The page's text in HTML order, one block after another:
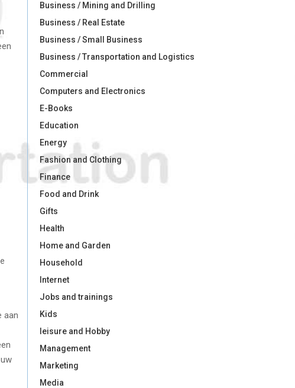
aan
Business / Mining and Drilling
Business / Real Estate
Business / Small Business
Business / Transportation and Logistics
Commercial
Computers and Electronics
E-Books
Education
Energy
Fashion and Clothing
Finance
Food and Drink
Gifts
Health
Home and Garden
Household
Internet
Jobs and trainings
Kids
leisure and Hobby
Management
Marketing
Media